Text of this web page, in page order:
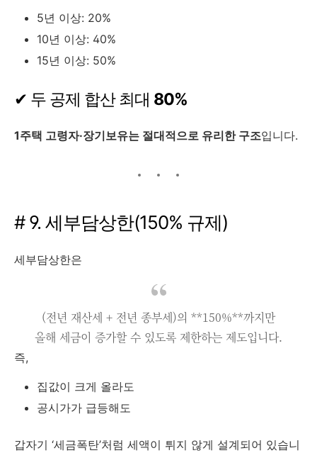
5년 이상: 20%
10년 이상: 40%
15년 이상: 50%
✔ 두 공제 합산 최대 80%
1주택 고령자·장기보유는 절대적으로 유리한 구조입니다.
# 9. 세부담상한(150% 규제)
세부담상한은
(전년 재산세 + 전년 종부세)의 **150%**까지만
올해 세금이 증가할 수 있도록 제한하는 제도입니다.
즉,
집값이 크게 올라도
공시가가 급등해도
갑자기 ‘세금폭탄’처럼 세액이 튀지 않게 설계되어 있습니